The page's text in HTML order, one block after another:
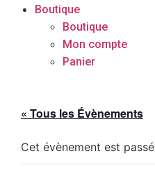
Boutique
Boutique
Mon compte
Panier
« Tous les Évènements
Cet évènement est passé